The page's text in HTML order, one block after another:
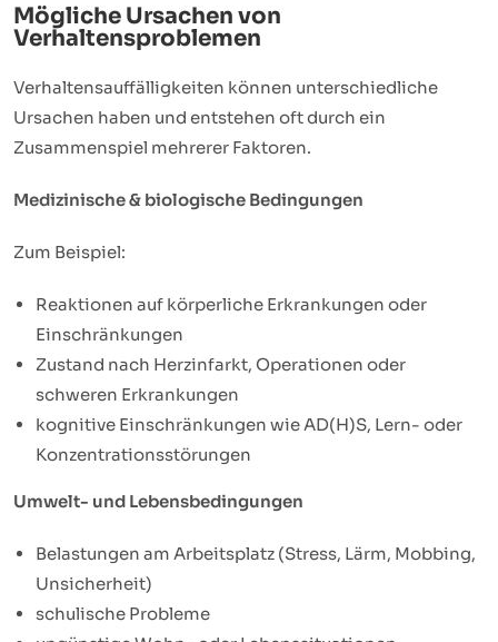
Mögliche Ursachen von
Verhaltensproblemen
Verhaltensauffälligkeiten können unterschiedliche
Ursachen haben und entstehen oft durch ein
Zusammenspiel mehrerer Faktoren.
Medizinische & biologische Bedingungen
Zum Beispiel:
Reaktionen auf körperliche Erkrankungen oder
Einschränkungen
Zustand nach Herzinfarkt, Operationen oder
schweren Erkrankungen
kognitive Einschränkungen wie AD(H)S, Lern- oder
Konzentrationsstörungen
Umwelt- und Lebensbedingungen
Belastungen am Arbeitsplatz (Stress, Lärm, Mobbing,
Unsicherheit)
schulische Probleme